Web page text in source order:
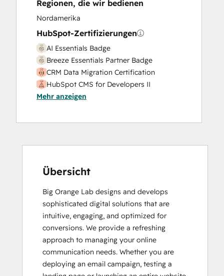
Regionen, die wir bedienen
Nordamerika
HubSpot-Zertifizierungen
AI Essentials Badge
Breeze Essentials Partner Badge
CRM Data Migration Certification
HubSpot CMS for Developers II
HubSpot Implementation for Partners
Certification
Certification
Inbound Marketing
Social Media Marketing Certification
Course
Mehr anzeigen
Übersicht
Big Orange Lab designs and develops
sophisticated digital solutions that are
intuitive, engaging, and optimized for
conversions. We provide a refreshing
approach to managing your online
communication needs. Whether you are
deploying an email campaign, testing a